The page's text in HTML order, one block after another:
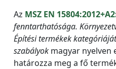
Az MSZ EN
fenntarthatósága.
Építési termékek
szabályok magyar nyelven
határozza meg a fő